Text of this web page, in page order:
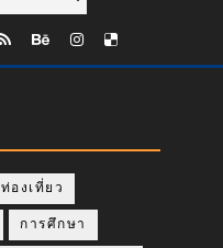
ท่องเที่ยว
การศึกษา